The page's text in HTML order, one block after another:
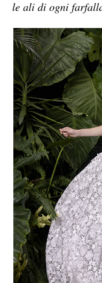
le ali di ogni